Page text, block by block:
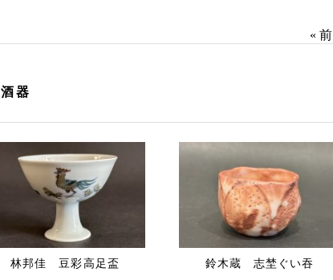
« 前
酒器
林邦佳 豆彩高足盃 鈴木蔵 志埜ぐい吞